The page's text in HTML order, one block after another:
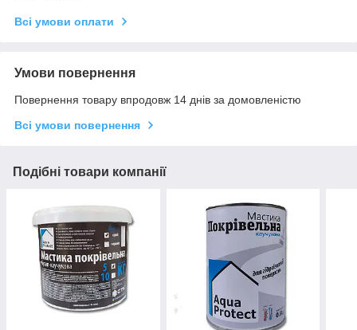
Всі умови оплати
Умови повернення
Повернення товару впродовж 14 днів за домовленістю
Всі умови повернення
Подібні товари компанії